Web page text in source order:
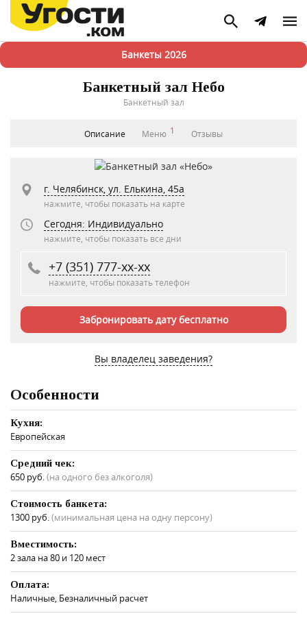
Банкеты 2026
Банкетный зал Небо
Банкетный зал
Описание Меню 1 Отзывы
г. Челябинск, ул. Елькина, 45а
нажмите, чтобы показать на карте
Сегодня: Индивидуально
нажмите, чтобы показать все дни
+7 (351) 777-xx-xx
нажмите, чтобы показать телефон
Забронировать дату бесплатно
Вы владелец заведения?
Особенности
Кухня:
Европейская
Средний чек:
650 руб.(на одного без алкоголя)
Стоимость банкета:
1300 руб.(минимальная цена на одну персону)
Вместимость:
2 зала на 80 и 120 мест
Оплата:
Наличные, Безналичный расчет